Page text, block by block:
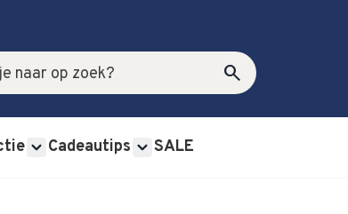
search
Cadeautips SALE